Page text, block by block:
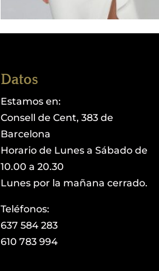
Datos
Estamos en:
Consell de Cent, 383 de
Barcelona
Horario de Lunes a Sábado de
10.00 a 20.30
Lunes por la mañana cerrado.
Teléfonos:
637 584 283
610 783 994